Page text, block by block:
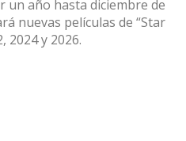
un año hasta diciembre de
nuevas películas de “Star
2024 y 2026.